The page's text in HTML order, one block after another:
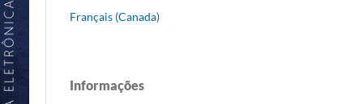
Français (Canada)
Informações